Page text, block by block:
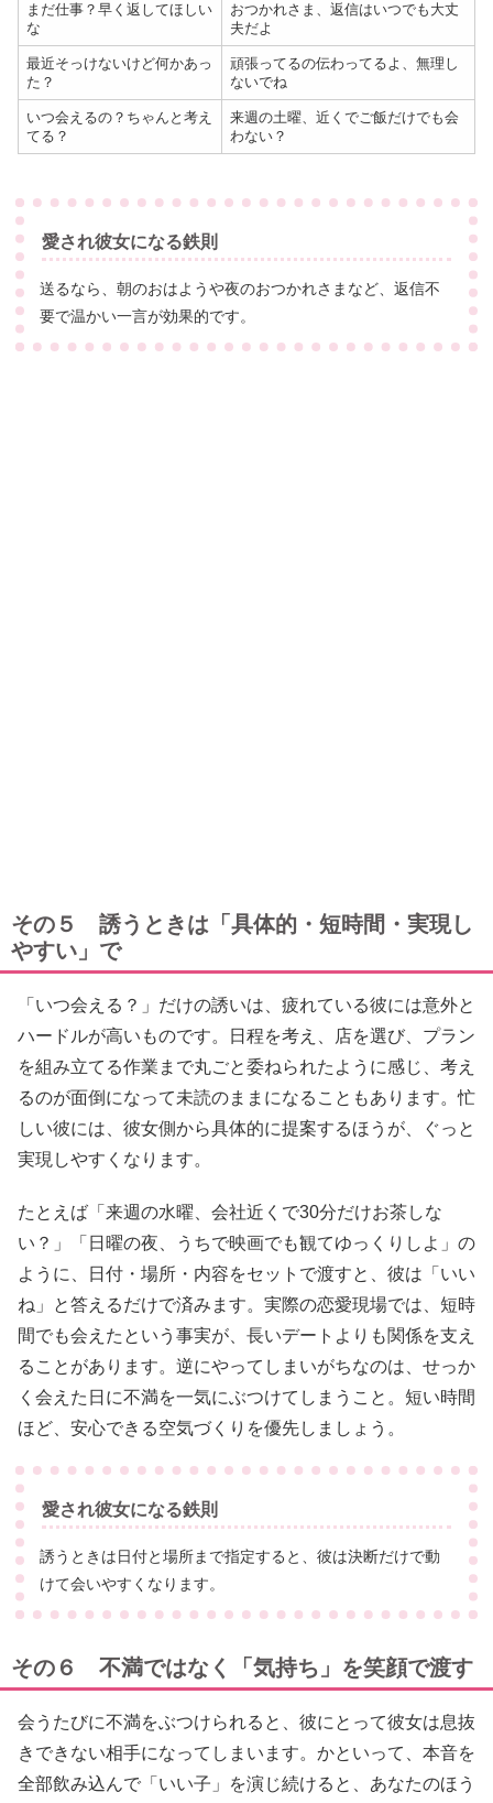
まだ仕事？早く返してほしい
な
おつかれさま、返信はいつでも大丈
夫だよ
最近そっけないけど何かあっ
た？
頑張ってるの伝わってるよ、無理し
ないでね
いつ会えるの？ちゃんと考え
てる？
来週の土曜、近くでご飯だけでも会
わない？
愛され彼女になる鉄則
送るなら、朝のおはようや夜のおつかれさまなど、返信不
要で温かい一言が効果的です。
その５ 誘うときは「具体的・短時間・実現し
やすい」で
「いつ会える？」だけの誘いは、疲れている彼には意外と
ハードルが高いものです。日程を考え、店を選び、プラン
を組み立てる作業まで丸ごと委ねられたように感じ、考え
るのが面倒になって未読のままになることもあります。忙
しい彼には、彼女側から具体的に提案するほうが、ぐっと
実現しやすくなります。
たとえば「来週の水曜、会社近くで30分だけお茶しな
い？」「日曜の夜、うちで映画でも観てゆっくりしよ」の
ように、日付・場所・内容をセットで渡すと、彼は「いい
ね」と答えるだけで済みます。実際の恋愛現場では、短時
間でも会えたという事実が、長いデートよりも関係を支え
ることがあります。逆にやってしまいがちなのは、せっか
く会えた日に不満を一気にぶつけてしまうこと。短い時間
ほど、安心できる空気づくりを優先しましょう。
愛され彼女になる鉄則
誘うときは日付と場所まで指定すると、彼は決断だけで動
けて会いやすくなります。
その６ 不満ではなく「気持ち」を笑顔で渡す
会うたびに不満をぶつけられると、彼にとって彼女は息抜
きできない相手になってしまいます。かといって、本音を
全部飲み込んで「いい子」を演じ続けると、あなたのほう